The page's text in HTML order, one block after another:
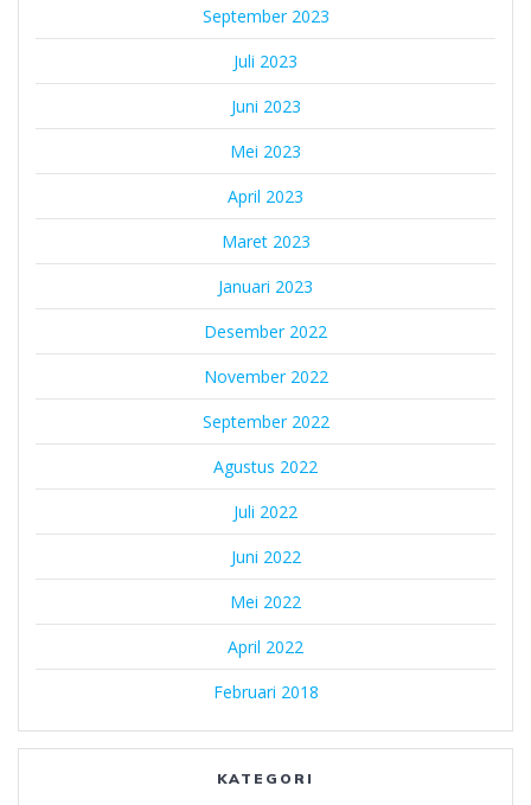
September 2023
Juli 2023
Juni 2023
Mei 2023
April 2023
Maret 2023
Januari 2023
Desember 2022
November 2022
September 2022
Agustus 2022
Juli 2022
Juni 2022
Mei 2022
April 2022
Februari 2018
KATEGORI